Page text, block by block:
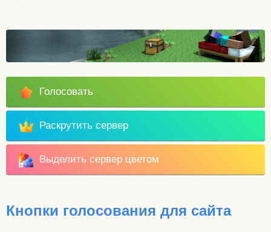
Голосовать
Раскрутить сервер
Выделить сервер цветом
Кнопки голосования для сайта